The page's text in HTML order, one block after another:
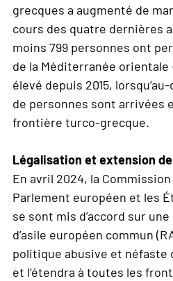
grecques a augmenté de
cours des quatre dernières
moins 799 personnes ont
de la Méditerranée orientale
élevé depuis 2015,
de personnes sont arrivées
frontière turco-grecque.
Légalisation et extension
En avril 2024, la
Parlement européen et les
se sont mis d’accord sur
d’asile européen commun
politique abusive et néfaste
et l’étendra à toutes les